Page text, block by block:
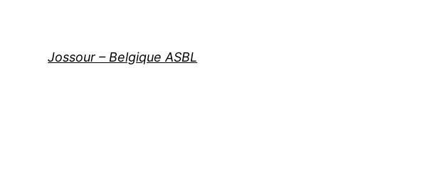
Jossour – Belgique ASBL